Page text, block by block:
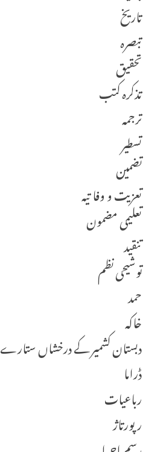
تاریخ
تبصرہ
تحقیق
تذکرہ کتب
ترجمہ
تسطیر
تضمین
تعزیت و وفا تیہ
تعلیمی مضمون
تنقید
توشیحی نظم
حمد
خاکہ
دبستان کشمیر کے درخشاں ستارے
ڈراما
رباعیات
رپورتاژ